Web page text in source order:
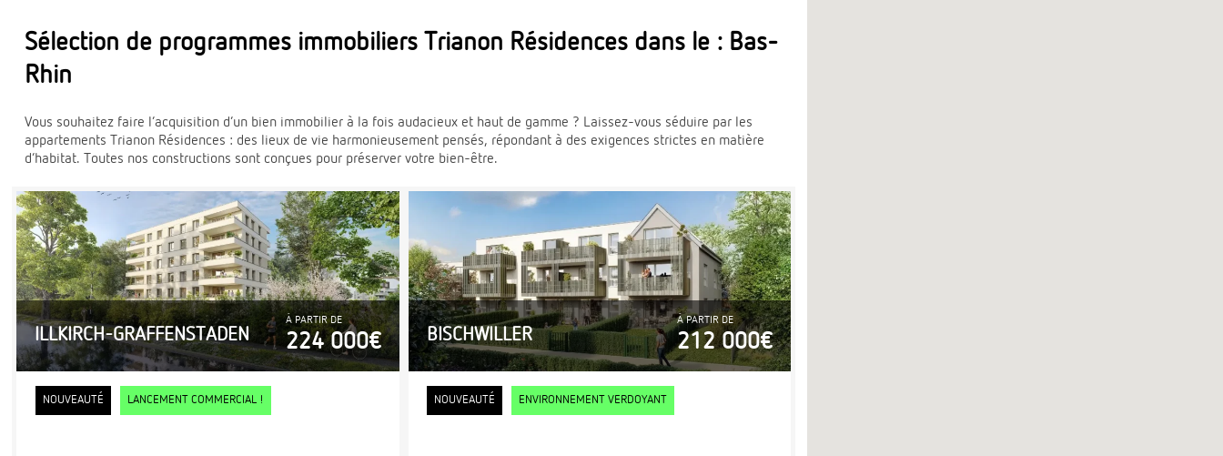
Sélection de programmes immobiliers Trianon Résidences dans le : Bas-
Rhin
Vous souhaitez faire l’acquisition d’un bien immobilier à la fois audacieux et haut de gamme ? Laissez-vous séduire par les
appartements Trianon Résidences : des lieux de vie harmonieusement pensés, répondant à des exigences strictes en matière
d’habitat. Toutes nos constructions sont conçues pour préserver votre bien-être.
ILLKIRCH-GRAFFENSTADEN
À PARTIR DE
224 000€
NOUVEAUTÉ LANCEMENT COMMERCIAL !
BISCHWILLER
À PARTIR DE
212 000€
NOUVEAUTÉ ENVIRONNEMENT VERDOYANT